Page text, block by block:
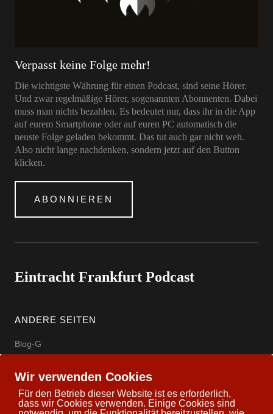
Verpasst keine Folge mehr!
Die wichtigste Währung für einen Podcast, sind seine Hörer.
Und zwar regelmäßige Hörer, sogenannten Abonnenten. Dabei
muss man nichts bezahlen. Es bedeutet nur, dass ihr in die App
auf eurem Smartphone oder auf euren PC automatisch die
neuste Folge geladen bekommt. Das tut auch gar nicht weh.
Also nicht lange nachdenken, sondern jetzt auf den Button
klicken.
ABONNIEREN
Eintracht Frankfurt Podcast
ANDERE SEITEN
Blog-G
wettbasis.com
Wir verwenden Cookies
Für den Betrieb dieser Website ist es erforderlich,
dass wir Cookies verwenden. Einige Cookies sind